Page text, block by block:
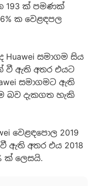
193 ක් පමණක්
ක වෙළඳපල
සමාගම සිය
වී ඇති අතර එයට
සමාගමට ඇති
බව දැකගත හැකි
වෙළඳපොල 2019
ඇති අතර එය 2018
ක් ලෙසයි.